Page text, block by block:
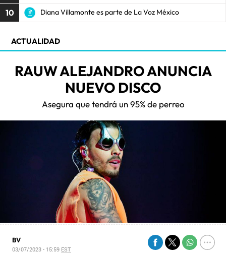
10 Diana Villamonte es parte de La Voz México
ACTUALIDAD
RAUW ALEJANDRO ANUNCIA
NUEVO DISCO
Asegura que tendrá un 95% de perreo
BV
03/07/2023 - 15:59 EST